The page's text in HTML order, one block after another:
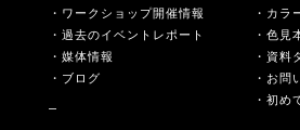
・ワークショップ開催情報
・過去のイベントレポート
・媒体情報
・ブログ
・カラ
・色見
・資料
・お問
・初め